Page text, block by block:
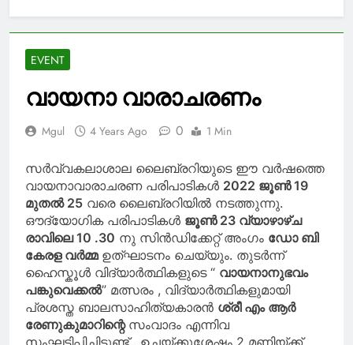
EVENT
വായനാ വാരാചരണം
Mgul 4 Years Ago 0 1 Min
സർവ്വകലാശാല ലൈബ്രറിയുടെ ഈ വർഷത്തെ
വായനാവാരാചരണ പരിപാടികൾ 2022 ജൂൺ 19
മുതൽ 25 വരെ ലൈബ്രറിയിൽ നടത്തുന്നു.
ഔദ്യോഗിക പരിപാടികൾ ജൂൺ 23 വ്യാഴാഴ്ച
രാവിലെ 10 .30 നു സിൻഡിക്കേറ്റ് അംഗം ഡോ ബി
കേരള വർമ്മഉത്‌ഘാടനം ചെയ്യും. തുടർന്ന്
ഹൈസ്കൂൾ വിദ്യാർത്ഥികളുടെ “ വായനാനുഭവം
പങ്കുവെക്കൽ” മത്സരം , വിദ്യാർത്ഥികളുമായി
പ്രശസ്ത ബാലസാഹിത്യകാരൻ ശ്രീ എം ആർ
രേണുകുമാറിന്റെ സംവാദം എന്നിവ
സംഘടിപ്പിച്ചിട്ടുണ്ട് . ഉച്ചയ്ക്കുശേഷം 2 മണിയ്ക്ക്